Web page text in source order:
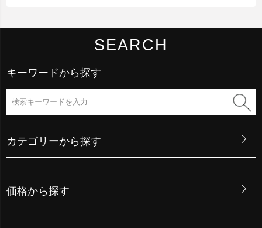
SEARCH
キーワードから探す
カテゴリーから探す
価格から探す